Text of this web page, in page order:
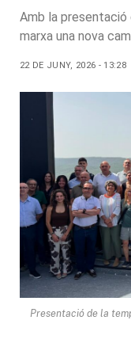
Amb la presentació
marxa una nova
22 DE JUNY, 2026 - 13:28
Presentació de la